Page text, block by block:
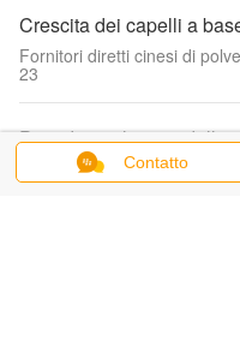
Crescita dei capelli a
Fornitori diretti cinesi di
23
Peptide per la cura della
Materia prima cosmetica di
pelle Nonapeptide-1 /
Contatto